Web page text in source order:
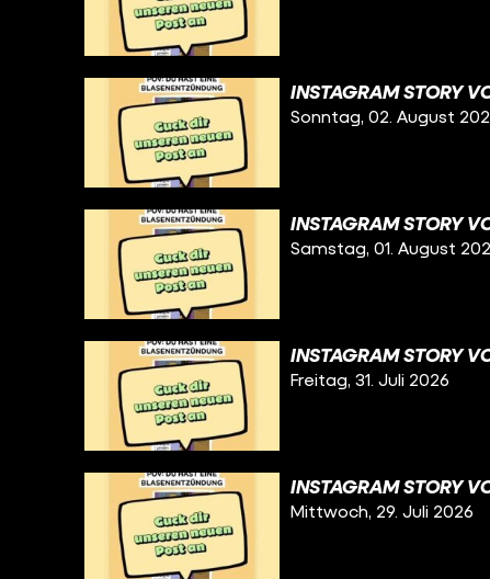
INSTAGRAM STORY
Sonntag, 02. August
INSTAGRAM STORY
Samstag, 01. August
INSTAGRAM STORY
Freitag, 31. Juli 2026
INSTAGRAM STORY
Mittwoch, 29. Juli 2026